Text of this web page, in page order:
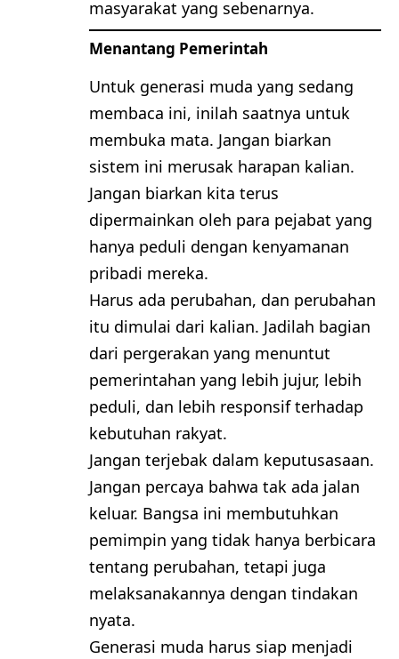
masyarakat yang sebenarnya.
Menantang Pemerintah
Untuk generasi muda yang sedang
membaca ini, inilah saatnya untuk
membuka mata. Jangan biarkan
sistem ini merusak harapan kalian.
Jangan biarkan kita terus
dipermainkan oleh para pejabat yang
hanya peduli dengan kenyamanan
pribadi mereka.
Harus ada perubahan, dan perubahan
itu dimulai dari kalian. Jadilah bagian
dari pergerakan yang menuntut
pemerintahan yang lebih jujur, lebih
peduli, dan lebih responsif terhadap
kebutuhan rakyat.
Jangan terjebak dalam keputusasaan.
Jangan percaya bahwa tak ada jalan
keluar. Bangsa ini membutuhkan
pemimpin yang tidak hanya berbicara
tentang perubahan, tetapi juga
melaksanakannya dengan tindakan
nyata.
Generasi muda harus siap menjadi